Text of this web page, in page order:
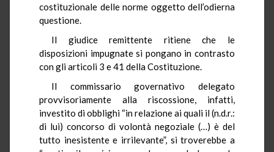
costituzionale delle norme oggetto dell’odierna
questione.
Il giudice remittente ritiene che le
disposizioni impugnate si pongano in contrasto
con gli articoli 3 e 41 della Costituzione.
Il commissario governativo delegato
provvisoriamente alla riscossione, infatti,
investito di obblighi “in relazione ai quali il (n.d.r.:
di lui) concorso di volontà negoziale (…) è del
tutto inesistente e irrilevante”, si troverebbe a